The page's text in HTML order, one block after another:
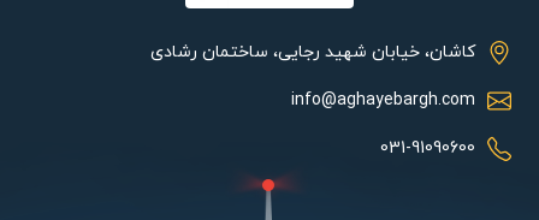
ضخامتی حدود یک میلی متر دارد. روکش به کار رفته در سیم افشان از
جنس پلی وینیل کلراید است. از گروه پلاستیک ها به شمار می رود. از
جنسی مسی دارد استفاده می کند. این روکش در شکل خمیده توانایی
کاشان، خیابان شهید رجایی، ساختمان رشادی
info@aghayebargh.com
031-91090600